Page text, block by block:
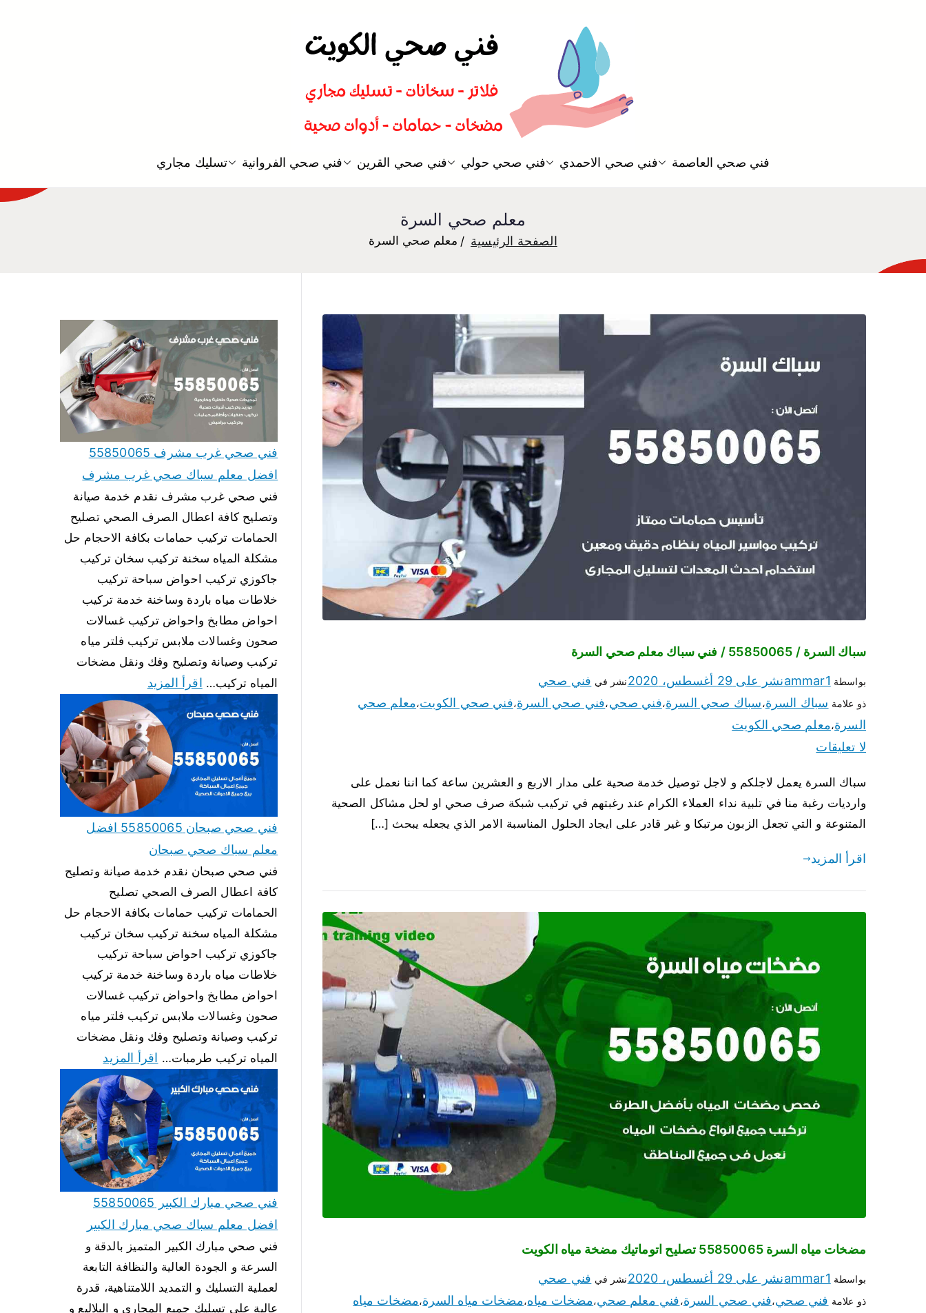
سباك صحي تسليك مجاري افضل معلم صحي فني صحي العاصمة فني صحي الاحمدي فني صحي حولي فني صحي القرين فني صحي الفروانية تسليك مجاري
معلم صحي السرة
الصفحة الرئيسية معلم صحي السرة
سباك السرة / 55850065 / فني سباك معلم صحي السرة
بواسطة ammar1نشر على 29 أغسطس، 2020 نشر في فني صحي
ذو علامة سباك السرة،سباك صحي السرة،فني صحي،فني صحي السرة،فني صحي الكويت،معلم صحي
السرة،معلم صحي الكويت
لا تعليقات
سباك السرة يعمل لاجلكم و لاجل توصيل خدمة صحية على مدار الاربع و العشرين ساعة كما اننا نعمل على
وارديات رغبة منا في تلبية نداء العملاء الكرام عند رغبتهم في تركيب شبكة صرف صحي او لحل مشاكل الصحية
المتنوعة و التي تجعل الزبون مرتبكا و غير قادر على ايجاد الحلول المناسبة الامر الذي يجعله يبحث […]
اقرأ المزيد
مضخات مياه السرة 55850065 تصليح اتوماتيك مضخة مياه الكويت
بواسطة ammar1نشر على 29 أغسطس، 2020 نشر في فني صحي
ذو علامة فني صحي،فني صحي السرة،فني معلم صحي،مضخات مياه،مضخات مياه السرة،مضخات مياه
فني صحي غرب مشرف 55850065
افضل معلم سباك صحي غرب مشرف
فني صحي غرب مشرف نقدم خدمة صيانة
وتصليح كافة اعطال الصرف الصحي تصليح
الحمامات تركيب حمامات بكافة الاحجام حل
مشكلة المياه سخنة تركيب سخان تركيب
جاكوزي تركيب احواض سباحة تركيب
خلاطات مياه باردة وساخنة خدمة تركيب
احواض مطابخ واحواض تركيب غسالات
صحون وغسالات ملابس تركيب فلتر مياه
تركيب وصيانة وتصليح وفك ونقل مضخات
المياه تركيب… اقرأ المزيد
فني صحي صبحان 55850065 افضل
معلم سباك صحي صبحان
فني صحي صبحان نقدم خدمة صيانة وتصليح
كافة اعطال الصرف الصحي تصليح
الحمامات تركيب حمامات بكافة الاحجام حل
مشكلة المياه سخنة تركيب سخان تركيب
جاكوزي تركيب احواض سباحة تركيب
خلاطات مياه باردة وساخنة خدمة تركيب
احواض مطابخ واحواض تركيب غسالات
صحون وغسالات ملابس تركيب فلتر مياه
تركيب وصيانة وتصليح وفك ونقل مضخات
المياه تركيب طرمبات… اقرأ المزيد
فني صحي مبارك الكبير 55850065
افضل معلم سباك صحي مبارك الكبير
فني صحي مبارك الكبير المتميز بالدقة و
السرعة و الجودة العالية والنظافة التابعة
لعملية التسليك و التمديد اللامتناهية، قدرة
عالية على تسليك جميع المجاري و البلاليع و